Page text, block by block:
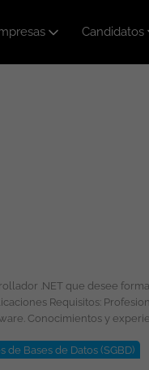
Candidatos
.NET que desee
de Bases de Datos (SGBD)